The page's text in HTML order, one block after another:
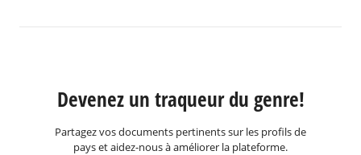
Devenez un traqueur du genre!
Partagez vos documents pertinents sur les profils de
pays et aidez-nous à améliorer la plateforme.